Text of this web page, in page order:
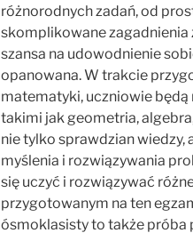
różnorodnych zadań, od
skomplikowane zagadnienia
szansa na udowodnienie
opanowana. W trakcie
matematyki, uczniowie
takimi jak geometria,
nie tylko sprawdzian
myślenia i rozwiązywania
się uczyć i rozwiązywać
przygotowanym na ten
ósmoklasisty to także próba